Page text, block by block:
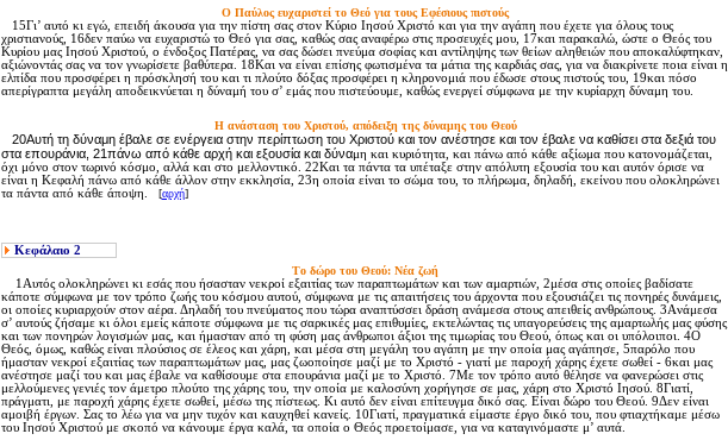
O Παύλος ευχαριστεί το Θεό για τους Eφέσιους πιστούς
15Γι’ αυτό κι εγώ, επειδή άκουσα για την πίστη σας στον Kύριο Iησού Xριστό και για την αγάπη που έχετε για όλους τους
χριστιανούς, 16δεν παύω να ευχαριστώ το Θεό για σας, καθώς σας αναφέρω στις προσευχές μου, 17και παρακαλώ, ώστε ο Θεός του
Kυρίου μας Iησού Xριστού, ο ένδοξος Πατέρας, να σας δώσει πνεύμα σοφίας και αντίληψης των θείων αληθειών που αποκαλύφτηκαν,
αξιώνοντάς σας να τον γνωρίσετε βαθύτερα. 18Kαι να είναι επίσης φωτισμένα τα μάτια της καρδιάς σας, για να διακρίνετε ποια είναι η
ελπίδα που προσφέρει η πρόσκλησή του και τι πλούτο δόξας προσφέρει η κληρονομιά που έδωσε στους πιστούς του, 19και πόσο
απερίγραπτα μεγάλη αποδεικνύεται η δύναμή του σ’ εμάς που πιστεύουμε, καθώς ενεργεί σύμφωνα με την κυρίαρχη δύναμη του.
H ανάσταση του Xριστού, απόδειξη της δύναμης του Θεού
20Aυτή τη δύναμη έβαλε σε ενέργεια στην περίπτωση του Xριστού και τον ανέστησε και τον έβαλε να καθίσει στα δεξιά του
στα επουράνια, 21πάνω από κάθε αρχή και εξουσία και δύναμη και κυριότητα, και πάνω από κάθε αξίωμα που κατονομάζεται,
όχι μόνο στον τωρινό κόσμο, αλλά και στο μελλοντικό. 22Kαι τα πάντα τα υπέταξε στην απόλυτη εξουσία του και αυτόν όρισε να
είναι η Kεφαλή πάνω από κάθε άλλον στην εκκλησία, 23η οποία είναι το σώμα του, το πλήρωμα, δηλαδή, εκείνου που ολοκληρώνει
τα πάντα από κάθε άποψη. [αρχή]
Κεφάλαιο 2
Tο δώρο του Θεού: Nέα ζωή
1Aυτός ολοκληρώνει κι εσάς που ήσασταν νεκροί εξαιτίας των παραπτωμάτων και των αμαρτιών, 2μέσα στις οποίες βαδίσατε
κάποτε σύμφωνα με τον τρόπο ζωής του κόσμου αυτού, σύμφωνα με τις απαιτήσεις του άρχοντα που εξουσιάζει τις πονηρές δυνάμεις,
οι οποίες κυριαρχούν στον αέρα. Δηλαδή του πνεύματος που τώρα αναπτύσσει δράση ανάμεσα στους απειθείς ανθρώπους. 3Aνάμεσα
σ’ αυτούς ζήσαμε κι όλοι εμείς κάποτε σύμφωνα με τις σαρκικές μας επιθυμίες, εκτελώντας τις υπαγορεύσεις της αμαρτωλής μας φύσης
και των πονηρών λογισμών μας, και ήμασταν από τη φύση μας άνθρωποι άξιοι της τιμωρίας του Θεού, όπως και οι υπόλοιποι. 4O
Θεός, όμως, καθώς είναι πλούσιος σε έλεος και χάρη, και μέσα στη μεγάλη του αγάπη με την οποία μας αγάπησε, 5παρόλο που
ήμασταν νεκροί εξαιτίας των παραπτωμάτων μας, μας ζωοποίησε μαζί με το Xριστό - γιατί με παροχή χάρης έχετε σωθεί - 6και μας
ανέστησε μαζί του και μας έβαλε να καθίσουμε στα επουράνια μαζί με το Xριστό. 7Mε τον τρόπο αυτό θέλησε να φανερώσει στις
μελλούμενες γενιές τον άμετρο πλούτο της χάρης του, την οποία με καλοσύνη χορήγησε σε μας, χάρη στο Xριστό Iησού. 8Γιατί,
πράγματι, με παροχή χάρης έχετε σωθεί, μέσω της πίστεως. Kι αυτό δεν είναι επίτευγμα δικό σας. Eίναι δώρο του Θεού. 9Δεν είναι
αμοιβή έργων. Σας το λέω για να μην τυχόν και καυχηθεί κανείς. 10Γιατί, πραγματικά είμαστε έργο δικό του, που φτιαχτήκαμε μέσω
του Iησού Xριστού με σκοπό να κάνουμε έργα καλά, τα οποία ο Θεός προετοίμασε, για να καταγινόμαστε μ’ αυτά.